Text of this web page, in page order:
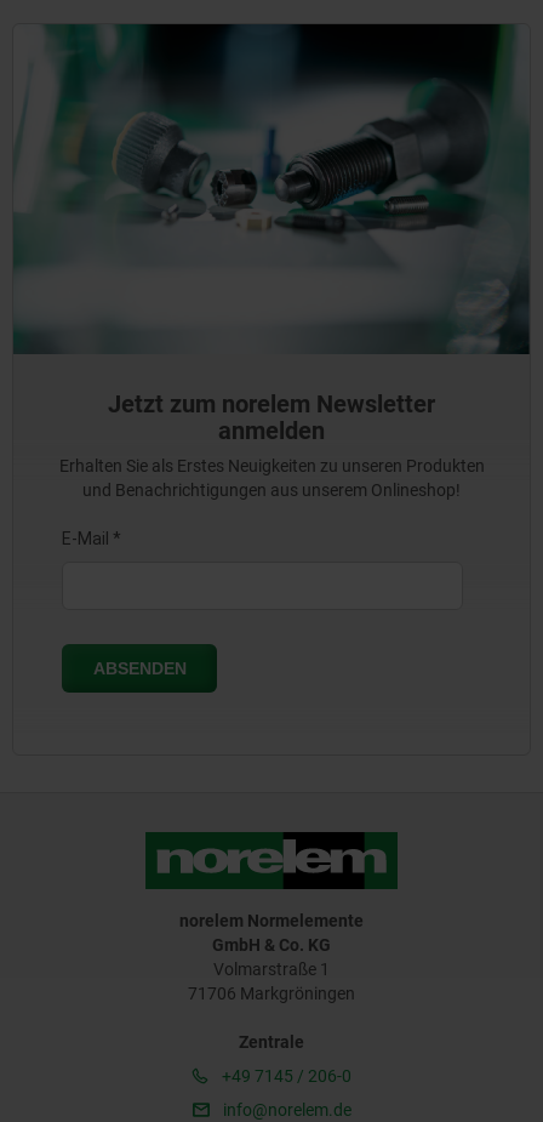
Jetzt zum norelem Newsletter
anmelden
Erhalten Sie als Erstes Neuigkeiten zu unseren Produkten
und Benachrichtigungen aus unserem Onlineshop!
norelem Normelemente
GmbH & Co. KG
Volmarstraße 1
71706 Markgröningen
Zentrale
+49 7145 / 206-0
info@norelem.de